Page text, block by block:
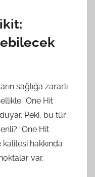
sağlığa zararlı
“One Hit
Peki, bu tür
“One Hit
hakkında
var.